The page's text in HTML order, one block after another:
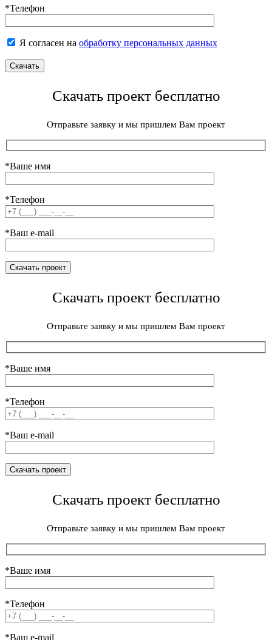
*Телефон
Я согласен на обработку персональных данных
Скачать проект бесплатно
Отправьте заявку и мы пришлем Вам проект
*Ваше имя
*Телефон
*Ваш e-mail
Скачать проект бесплатно
Отправьте заявку и мы пришлем Вам проект
*Ваше имя
*Телефон
*Ваш e-mail
Скачать проект бесплатно
Отправьте заявку и мы пришлем Вам проект
*Ваше имя
*Телефон
*Ваш e-mail